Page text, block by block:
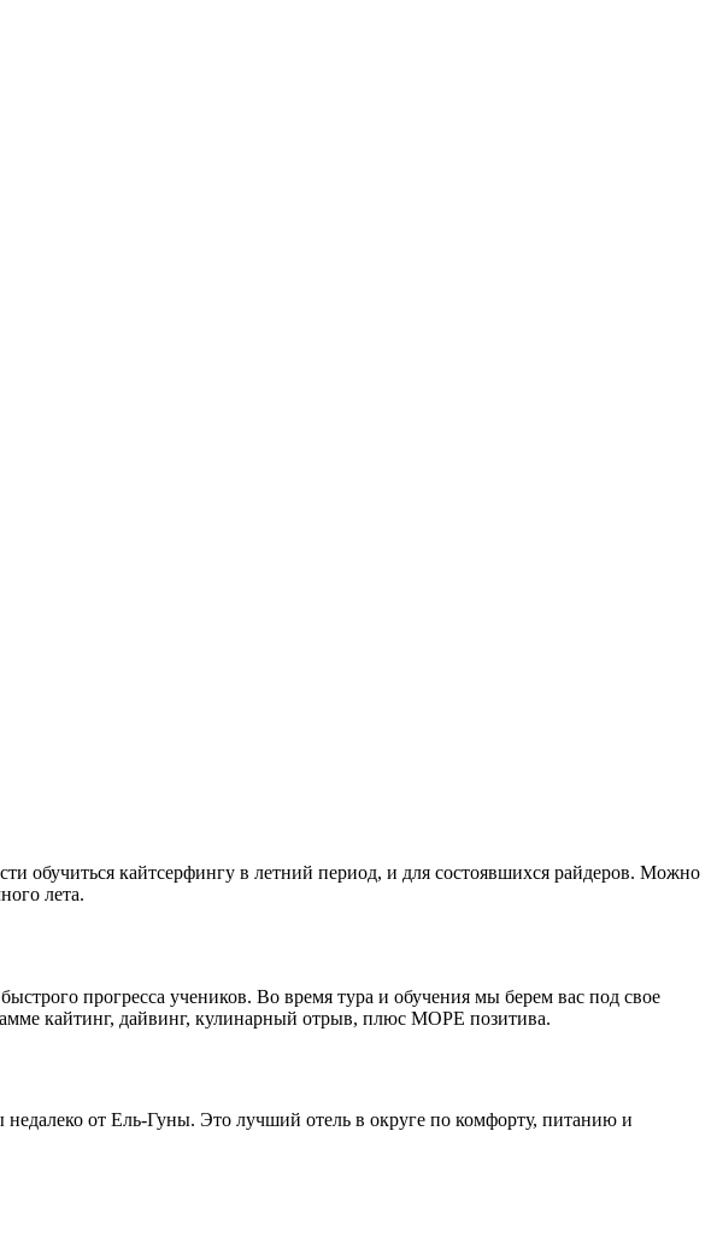
обучиться кайтсерфингу в летний период, и для состоявшихся райдеров. Можно
лета.
прогресса учеников. Во время тура и обучения мы берем вас под свое
кайтинг, дайвинг, кулинарный отрыв, плюс МОРЕ позитива.
от Ель-Гуны. Это лучший отель в округе по комфорту, питанию и